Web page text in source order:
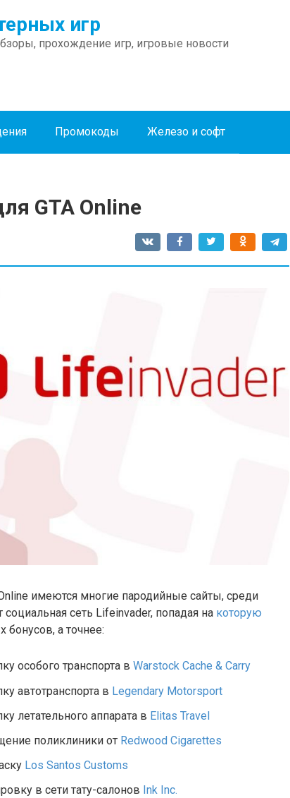
игр
прохождение игр, игровые новости
Промокоды Железо и софт
GTA Online
имеются многие пародийные сайты, среди
сеть Lifeinvader, попадая на которую
а точнее:
особого транспорта в Warstock Cache & Carry
автотранспорта в Legendary Motorsport
летательного аппарата в Elitas Travel
поликлиники от Redwood Cigarettes
Los Santos Customs
в сети тату-салонов Ink Inc.